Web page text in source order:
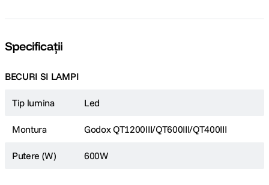
Specificații
BECURI SI LAMPI
Tip lumina Led
Montura Godox QT1200III/QT600III/QT400III
Putere (W) 600W